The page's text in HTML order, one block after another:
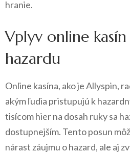
hranie.
Vplyv online
hazardu
Online kasína, ako je Allyspin,
akým ľudia pristupujú k
tisícom hier na dosah ruky sa
dostupnejším. Tento posun
nárast záujmu o hazard, ale aj